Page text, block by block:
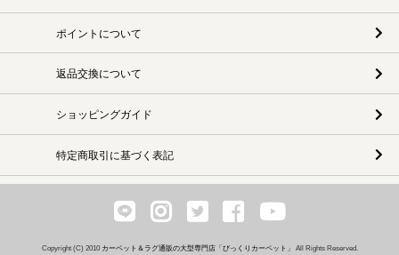
ポイントについて
返品交換について
ショッピングガイド
特定商取引に基づく表記
Copyright (C) 2010 カーペット＆ラグ通販の大型専門店「びっくりカーペット」 All Rights Reserved.